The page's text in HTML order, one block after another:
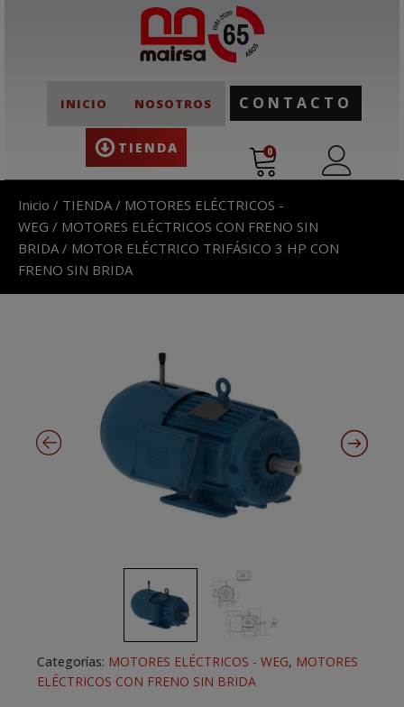
INICIO NOSOTROS
TIENDA
CONTACTO
0
Inicio / TIENDA / MOTORES ELÉCTRICOS -
WEG / MOTORES ELÉCTRICOS CON FRENO SIN
BRIDA / MOTOR ELÉCTRICO TRIFÁSICO 3 HP CON
FRENO SIN BRIDA
Categorías: MOTORES ELÉCTRICOS - WEG, MOTORES
ELÉCTRICOS CON FRENO SIN BRIDA